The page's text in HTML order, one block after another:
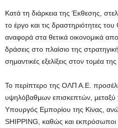
Κατά τη διάρκεια της Έκθεσης,
το έργο και τις δραστηριότητες
αναφορά στα θετικά οικονομικά
δράσεις στο πλαίσιο της
σημαντικές εξελίξεις στον τομέα
Το περίπτερο της ΟΛΠ Α.Ε.
υψηλόβαθμων επισκεπτών,
Υπουργός Εμπορίου της Κίνας,
SHIPPING, καθώς και εκπρόσωποι